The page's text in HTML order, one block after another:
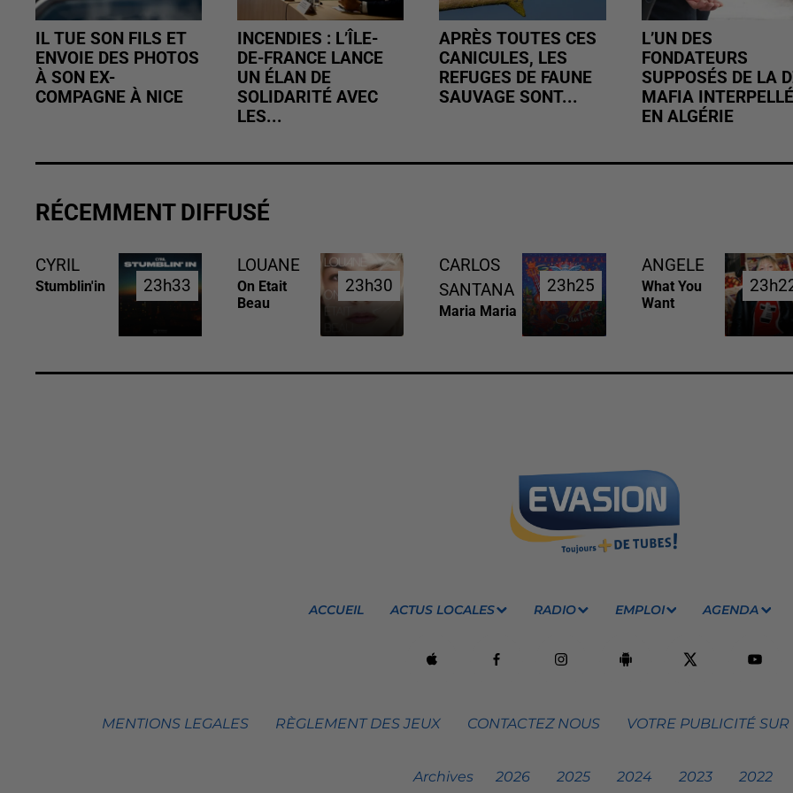
IL TUE SON FILS ET
ENVOIE DES PHOTOS
À SON EX-
COMPAGNE À NICE
INCENDIES : L’ÎLE-
DE-FRANCE LANCE
UN ÉLAN DE
SOLIDARITÉ AVEC
LES...
APRÈS TOUTES CES
CANICULES, LES
REFUGES DE FAUNE
SAUVAGE SONT...
L’UN DES
FONDATEURS
SUPPOSÉS DE LA
MAFIA INTERPELLÉ
EN ALGÉRIE
RÉCEMMENT DIFFUSÉ
CYRIL
Stumblin'in 23h33
23h33
LOUANE
On Etait
Beau
23h30
23h30
CARLOS
SANTANA
Maria Maria
23h25
23h25
ANGELE
What You
Want
ACCUEIL ACTUS LOCALES RADIO EMPLOI AGENDA
MENTIONS LEGALES RÈGLEMENT DES JEUX CONTACTEZ NOUS VOTRE PUBLICITÉ
Archives 2026 2025 2024 2023 2022